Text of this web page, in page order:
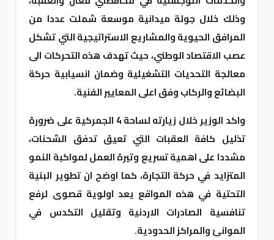
وذلك خلال جولة ميدانية موسعة شملت عددا من
المرافق الحيوية والمشاريع الاستراتيجية التي تشكل
عصب الاقتصاد الوطني، حيث تهدف هذه التحركات الى
معالجة التحديات التشغيلية وضمان انسيابية حركة
البضائع والركاب وفق اعلى المعايير الفنية.
واكد الوزير خلال زيارته لساحة 4 الجمركية على ضرورة
تذليل كافة العقبات التي تعيق تدفق الشحنات،
مشددا على اهمية تسريع وتيرة العمل لمواكبة النمو
المتزايد في حركة التجارة، كما اوضح ان تطوير البنية
التحتية في هذه المواقع يعد اولوية قصوى لرفع
تنافسية الصادرات الاردنية وتقليل التكدس في
الموانئ والمراكز الحدودية.